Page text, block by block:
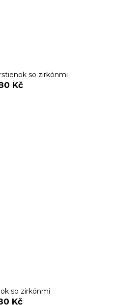
so zirkónmi
Kč
so zirkónmi
Kč